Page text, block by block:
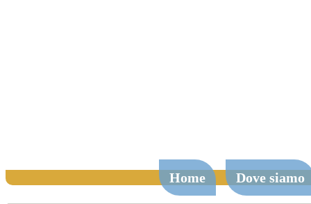
Home Dove siamo